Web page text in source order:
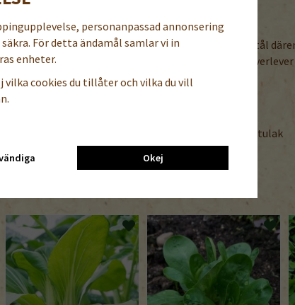
Frostkänslig i tidigt stadium. De vuxna plantorna tål
Plantor som får stå kvar drösar mycket frö som överlever
Skall alltid skördas på morgonen för bästa smak!
Portulak / Portulakk / Portulakka / Purslane / Portulak
personanpassad annonsering
För detta ändamål samlar vi in
enheter.
cookies du tillåter och vilka du vill
Okej